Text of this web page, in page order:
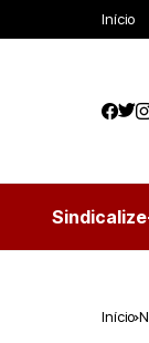
Início
Início